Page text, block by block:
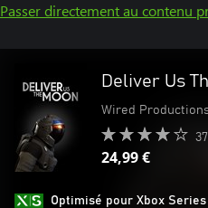
Passer directement au contenu
Deliver Us
Wired
24,99 €
Optimisé pour Xbox Series